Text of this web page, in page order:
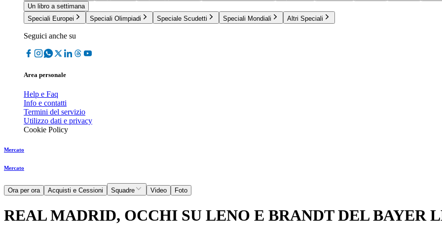
Un libro a settimana
Speciali Europei
Speciali Olimpiadi Speciale Scudetti Speciali Mondiali Altri Speciali
Seguici anche su
Area personale
Help e Faq
Info e contatti
Termini del servizio
Utilizzo dati e privacy
Cookie Policy
Mercato
Mercato
Ora per ora Acquisti e Cessioni Squadre Video Foto
REAL MADRID, OCCHI SU LENO E BRANDT DEL BAYER